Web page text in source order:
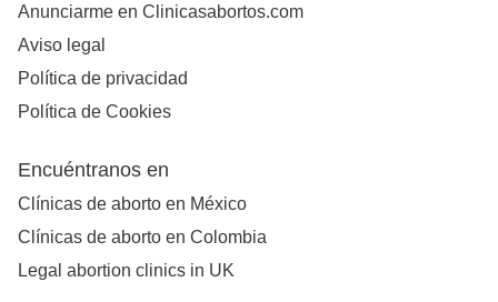
Anunciarme en Clinicasabortos.com
Aviso legal
Política de privacidad
Política de Cookies
Encuéntranos en
Clínicas de aborto en México
Clínicas de aborto en Colombia
Legal abortion clinics in UK